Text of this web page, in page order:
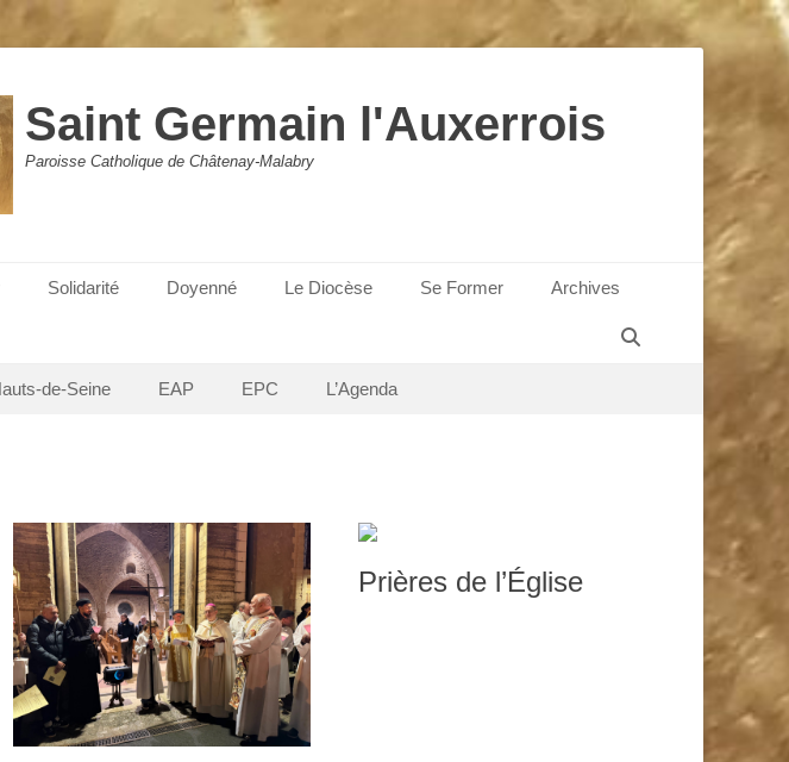
Saint Germain l'Auxerrois
Paroisse Catholique de Châtenay-Malabry
Solidarité Doyenné Le Diocèse Se Former
Archives
de-Seine EAP EPC L’Agenda
Prières de l’Église